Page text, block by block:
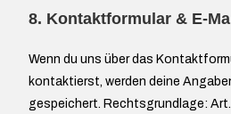
8. Kontaktformular & E-
Wenn du uns über das
kontaktierst, werden deine
gespeichert. Rechtsgrundlage: Art.